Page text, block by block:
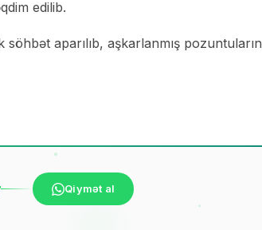
edilib.
aparılıb, aşkarlanmış pozuntuların
Qiymət al